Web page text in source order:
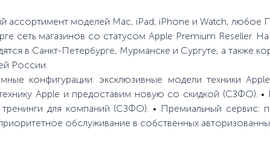
ассортимент моделей Mac, iPad, iPhone и Watch, любое
сеть магазинов со статусом Apple Premium Reseller.
в Санкт-Петербурге, Мурманске и Сургуте, а также
России.
конфигурации: эксклюзивные модели техники
Apple и предоставим новую со скидкой (СЗФО).
для компаний (СЗФО). • Премиальный сервис:
обслуживание в собственных